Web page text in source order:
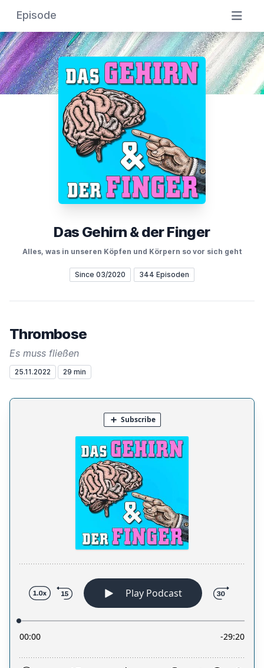
Episode
Das Gehirn & der Finger
Alles, was in unseren Köpfen und Körpern so vor sich geht
Since 03/2020 344 Episoden
Thrombose
Es muss fließen
25.11.2022 29 min